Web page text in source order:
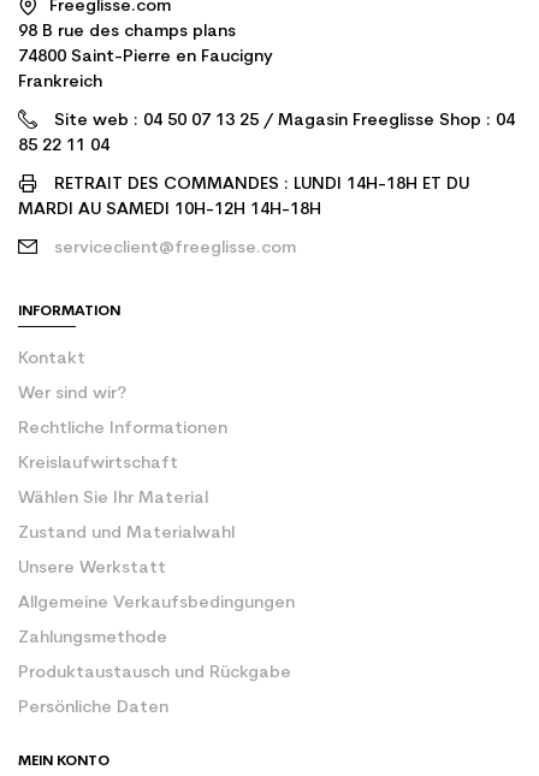
Freeglisse.com
98 B rue des champs plans
74800 Saint-Pierre en Faucigny
Frankreich
Site web : 04 50 07 13 25 / Magasin Freeglisse Shop : 04
85 22 11 04
RETRAIT DES COMMANDES : LUNDI 14H-18H ET DU
MARDI AU SAMEDI 10H-12H 14H-18H
serviceclient@freeglisse.com
INFORMATION
Kontakt
Wer sind wir?
Rechtliche Informationen
Kreislaufwirtschaft
Wählen Sie Ihr Material
Zustand und Materialwahl
Unsere Werkstatt
Allgemeine Verkaufsbedingungen
Zahlungsmethode
Produktaustausch und Rückgabe
Persönliche Daten
MEIN KONTO